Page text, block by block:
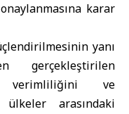
karar
yanı
gerçekleştirilen
verimliliğini ve
arasındaki